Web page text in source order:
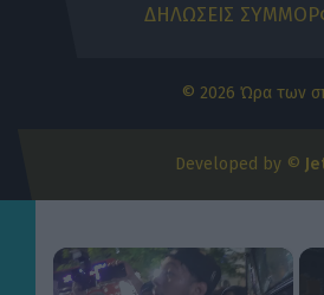
ΔΗΛΩΣΕΙΣ
© 2026 Ώρα των
Developed by ©
×